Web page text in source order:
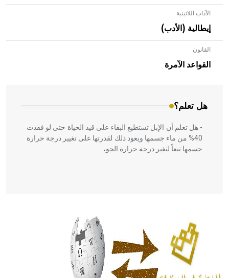
الآداب اللاتينية
إيطالية (الأدب)
القانون
القواعد الآمرة
هل تعلم؟
- هل تعلم أن الأبلق نوع من الفنون الهندسية التي ارتبطت
بالعمارة الإسلامية في بلاد الشام ومصر خاصة، حيث يحرص
المعمار على بناء مداميكه وخاصة في الواجهات
- هل تعلم أن الإبل تستطيع البقاء على قيد الحياة حتى لو فقدت
40% من ماء جسمها ويعود ذلك لقدرتها على تغيير درجة حرارة
جسمها تبعاً لتغير درجة حرارة الجو،
الحكم، الأدلة، تنظيم التغذية، ورسالته في جروح الرأس. ويعود
له الفضل بأنه حرر الطب من الدين والفلسفة.